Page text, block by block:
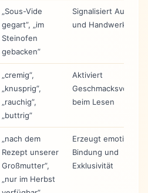
„Sous-Vide
gegart”, „im
Steinofen
gebacken”
Signalisiert Aufwand
und Handwerk
„cremig”,
„knusprig”,
„rauchig”,
„buttrig”
Aktiviert
beim Lesen
„nach dem
Rezept unserer
Großmutter”,
„nur im Herbst
Erzeugt emotionale
Bindung und
Exklusivität